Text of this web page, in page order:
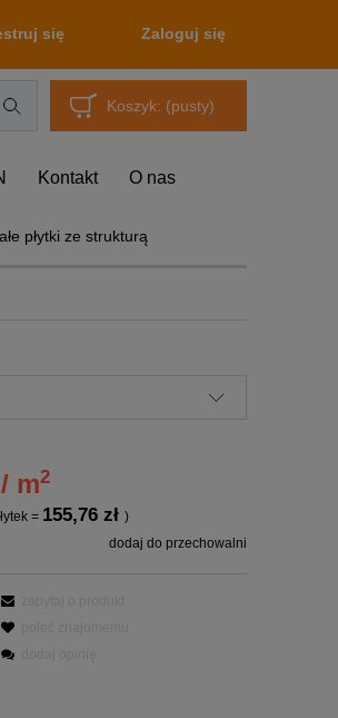
się Zaloguj się
Koszyk: (pusty)
Kontakt O nas
płytki ze strukturą
m2
= 155,76 zł)
dodaj do przechowalni